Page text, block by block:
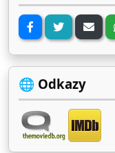
🌐 Odkazy